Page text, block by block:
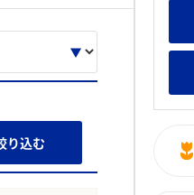
みんなの新卒就職人気企
り込む